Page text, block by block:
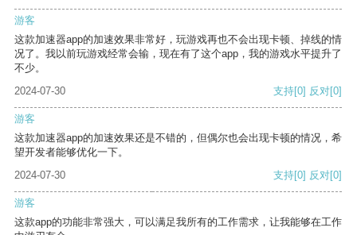
游客
这款加速器app的加速效果非常好，玩游戏再也不会出现卡顿、掉线的情
况了。我以前玩游戏经常会输，现在有了这个app，我的游戏水平提升了
不少。
2024-07-30
支持[0] 反对[0]
游客
这款加速器app的加速效果还是不错的，但偶尔也会出现卡顿的情况，希
望开发者能够优化一下。
2024-07-30
支持[0] 反对[0]
游客
这款app的功能非常强大，可以满足我所有的工作需求，让我能够在工作